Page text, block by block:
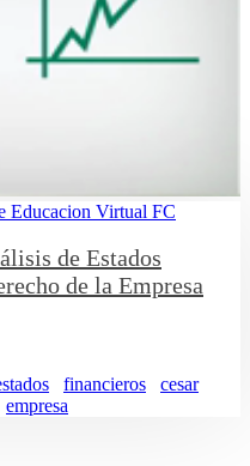
Educacion Virtual FC
de Estados
de la Empresa
financieros
cesar
empresa